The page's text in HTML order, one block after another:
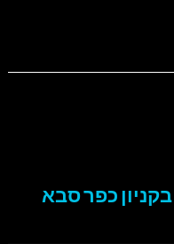
כפר סבא